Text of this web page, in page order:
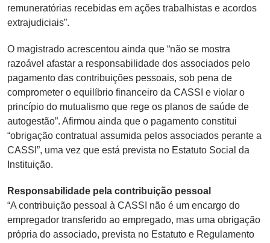
remuneratórias recebidas em ações trabalhistas e acordos
extrajudiciais”.
O magistrado acrescentou ainda que “não se mostra
razoável afastar a responsabilidade dos associados pelo
pagamento das contribuições pessoais, sob pena de
comprometer o equilíbrio financeiro da CASSI e violar o
princípio do mutualismo que rege os planos de saúde de
autogestão”. Afirmou ainda que o pagamento constitui
“obrigação contratual assumida pelos associados perante a
CASSI”, uma vez que está prevista no Estatuto Social da
Instituição.
Responsabilidade pela contribuição pessoal
“A contribuição pessoal à CASSI não é um encargo do
empregador transferido ao empregado, mas uma obrigação
própria do associado, prevista no Estatuto e Regulamento